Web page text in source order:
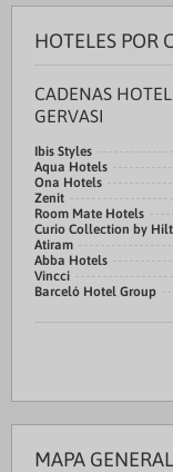
HOTELES POR
CADENAS
GERVASI
Ibis Styles
Aqua Hotels
Ona Hotels
Zenit
Room Mate Hotels
Curio Collection by
Atiram
Abba Hotels
Vincci
Barceló Hotel Group
MAPA